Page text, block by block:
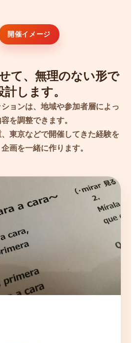
開催イメージ
て、無理のない形で
計します。
ョンは、地域や参加者層によっ
を調整できます。
東京などで開催してきた経験を
画を一緒に作ります。